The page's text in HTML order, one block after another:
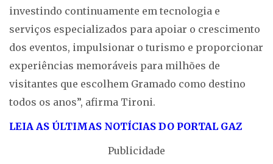
investindo continuamente em tecnologia e
serviços especializados para apoiar o crescimento
dos eventos, impulsionar o turismo e proporcionar
experiências memoráveis para milhões de
visitantes que escolhem Gramado como destino
todos os anos”, afirma Tironi.
LEIA AS ÚLTIMAS NOTÍCIAS DO PORTAL GAZ
Publicidade